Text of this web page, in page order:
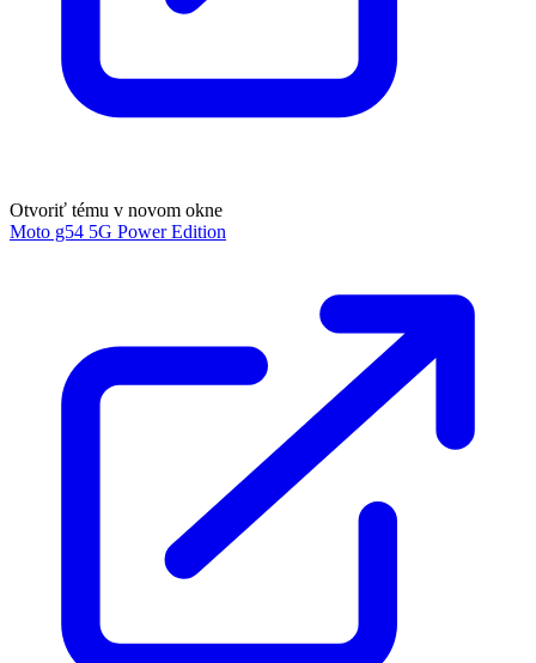
Otvoriť tému v novom okne
Moto g54 5G Power Edition